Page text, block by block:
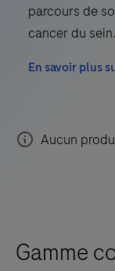
parcours de
cancer du sein.
En savoir plus
Aucun
Gamme